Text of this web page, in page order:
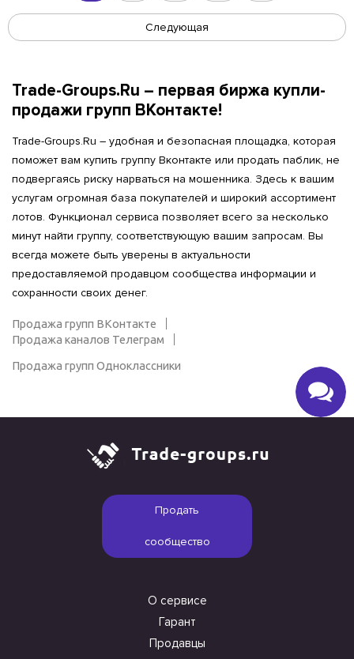
Следующая
Trade-Groups.Ru – первая биржа купли-
продажи групп ВКонтакте!
Trade-Groups.Ru – удобная и безопасная площадка, которая
поможет вам купить группу Вконтакте или продать паблик, не
подвергаясь риску нарваться на мошенника. Здесь к вашим
услугам огромная база покупателей и широкий ассортимент
лотов. Функционал сервиса позволяет всего за несколько
минут найти группу, соответствующую вашим запросам. Вы
всегда можете быть уверены в актуальности
предоставляемой продавцом сообщества информации и
сохранности своих денег.
Продажа групп ВКонтакте
Продажа каналов Телеграм
Продажа групп Одноклассники
Продать
сообщество
О сервисе
Гарант
Продавцы